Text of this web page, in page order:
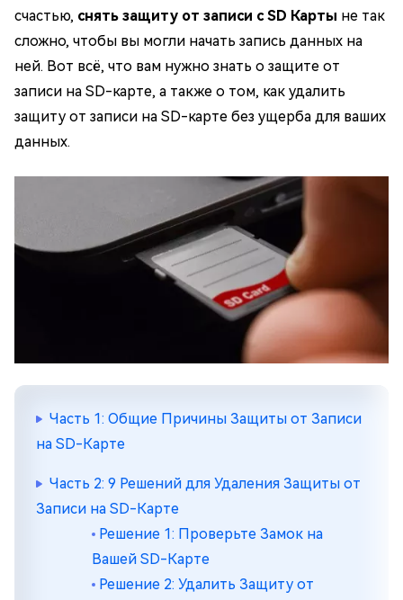
счастью, снять защиту от записи с SD Карты не так
сложно, чтобы вы могли начать запись данных на
ней. Вот всё, что вам нужно знать о защите от
записи на SD-карте, а также о том, как удалить
защиту от записи на SD-карте без ущерба для ваших
данных.
Часть 1: Общие Причины Защиты от Записи
на SD-Карте
Часть 2: 9 Решений для Удаления Защиты от
Записи на SD-Карте
Решение 1: Проверьте Замок на
Вашей SD-Карте
Решение 2: Удалить Защиту от